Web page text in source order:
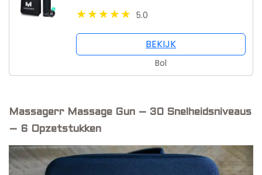
Massage Apparaat
5.0
BEKIJK
Bol
Massagerr Massage Gun – 30 Snelheidsniveaus
– 6 Opzetstukken